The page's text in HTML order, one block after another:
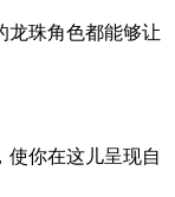
龙珠角色都能够让
使你在这儿呈现自